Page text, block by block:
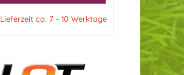
Lieferzeit ca. 7 - 10 Werktage